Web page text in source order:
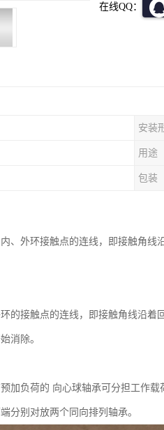
在线QQ：
安装
用途
包装
、外环接触点的连线，即接触角
的接触点的连线，即接触角线沿
消除。
加负荷的 向心球轴承可分担工作
分别对放两个同向排列轴承。